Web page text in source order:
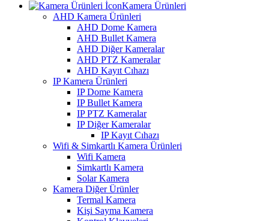
Kamera Ürünleri
AHD Kamera Ürünleri
AHD Dome Kamera
AHD Bullet Kamera
AHD Diğer Kameralar
AHD PTZ Kameralar
AHD Kayıt Cıhazı
IP Kamera Ürünleri
IP Dome Kamera
IP Bullet Kamera
IP PTZ Kameralar
IP Diğer Kameralar
IP Kayıt Cıhazı
Wifi & Simkartlı Kamera Ürünleri
Wifi Kamera
Simkartlı Kamera
Solar Kamera
Kamera Diğer Ürünler
Termal Kamera
Kişi Sayma Kamera